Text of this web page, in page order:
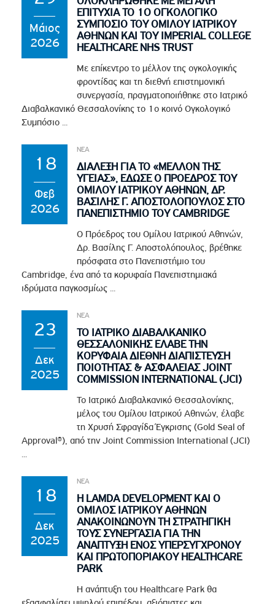
Μάιος
2026
ΕΠΙΤΥΧΙΑ ΤΟ 1Ο ΟΓΚΟΛΟΓΙΚΟ
ΣΥΜΠΟΣΙΟ ΤΟΥ ΟΜΙΛΟΥ ΙΑΤΡΙΚΟΥ
ΑΘΗΝΩΝ ΚΑΙ ΤΟΥ IMPERIAL COLLEGE
HEALTHCARE NHS TRUST
Με επίκεντρο το μέλλον της ογκολογικής
φροντίδας και τη διεθνή επιστημονική
συνεργασία, πραγματοποιήθηκε στο Ιατρικό
Διαβαλκανικό Θεσσαλονίκης το 1ο κοινό Ογκολογικό
Συμπόσιο ...
18
Φεβ
2026
ΝΕΑ
ΔΙΑΛΕΞΗ ΓΙΑ ΤΟ «ΜΕΛΛΟΝ ΤΗΣ
ΥΓΕΙΑΣ», ΕΔΩΣΕ Ο ΠΡΟΕΔΡΟΣ ΤΟΥ
ΟΜΙΛΟΥ ΙΑΤΡΙΚΟΥ ΑΘΗΝΩΝ, ΔΡ.
ΒΑΣΙΛΗΣ Γ. ΑΠΟΣΤΟΛΟΠΟΥΛΟΣ ΣΤΟ
ΠΑΝΕΠΙΣΤΗΜΙΟ ΤΟΥ CAMBRIDGE
Ο Πρόεδρος του Ομίλου Ιατρικού Αθηνών,
Δρ. Βασίλης Γ. Αποστολόπουλος, βρέθηκε
πρόσφατα στο Πανεπιστήμιο του
Cambridge, ένα από τα κορυφαία Πανεπιστημιακά
ιδρύματα παγκοσμίως ...
23
Δεκ
2025
ΝΕΑ
ΤΟ ΙΑΤΡΙΚΟ ΔΙΑΒΑΛΚΑΝΙΚΟ
ΘΕΣΣΑΛΟΝΙΚΗΣ ΕΛΑΒΕ ΤΗΝ
ΚΟΡΥΦΑΙΑ ΔΙΕΘΝΗ ΔΙΑΠΙΣΤΕΥΣΗ
ΠΟΙΟΤΗΤΑΣ & ΑΣΦΑΛΕΙΑΣ JOINT
COMMISSION INTERNATIONAL (JCI)
Το Ιατρικό Διαβαλκανικό Θεσσαλονίκης,
μέλος του Ομίλου Ιατρικού Αθηνών, έλαβε
τη Χρυσή Σφραγίδα Έγκρισης (Gold Seal of
Approval®), από την Joint Commission International (JCI)
...
18
Δεκ
2025
ΝΕΑ
Η LAMDA DEVELOPMENT ΚΑΙ Ο
ΟΜΙΛΟΣ ΙΑΤΡΙΚΟΥ ΑΘΗΝΩΝ
ΑΝΑΚΟΙΝΩΝΟΥΝ ΤΗ ΣΤΡΑΤΗΓΙΚΗ
ΤΟΥΣ ΣΥΝΕΡΓΑΣΙΑ ΓΙΑ ΤΗΝ
ΑΝΑΠΤΥΞΗ ΕΝΟΣ ΥΠΕΡΣΥΓΧΡΟΝΟΥ
ΚΑΙ ΠΡΩΤΟΠΟΡΙΑΚΟΥ HEALTHCARE
PARK
Η ανάπτυξη του Healthcare Park θα